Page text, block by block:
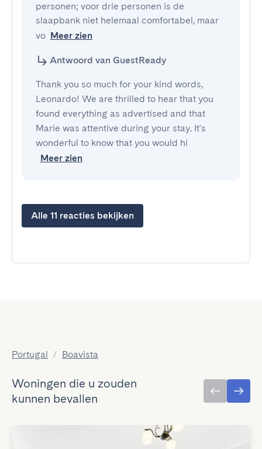
personen; voor drie personen is de
slaapbank niet helemaal comfortabel, maar
vo Meer zien
Antwoord van GuestReady
Thank you so much for your kind words,
Leonardo! We are thrilled to hear that you
found everything as advertised and that
Marie was attentive during your stay. It's
wonderful to know that you would hi
Meer zien
Alle 11 reacties bekijken
Portugal / Boavista
Woningen die u zouden
kunnen bevallen